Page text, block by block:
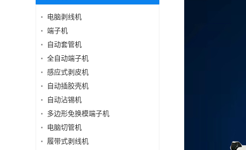
电脑剥线机
端子机
自动套管机
全自动端子机
感应式剥皮机
自动插胶壳机
自动沾锡机
多边形免换模端子机
电脑切管机
履带式剥线机